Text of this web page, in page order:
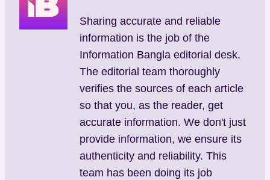
Sharing accurate and reliable
information is the job of the
Information Bangla editorial desk.
The editorial team thoroughly
verifies the sources of each article
so that you, as the reader, get
accurate information. We don't just
provide information, we ensure its
authenticity and reliability. This
team has been doing its job